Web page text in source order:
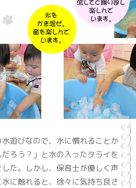
遊びなので、水に慣れることか
ろう？」と水の入ったタライを
た。しかし、保育士が優しく声
に触れると、徐々に気持ち良さ